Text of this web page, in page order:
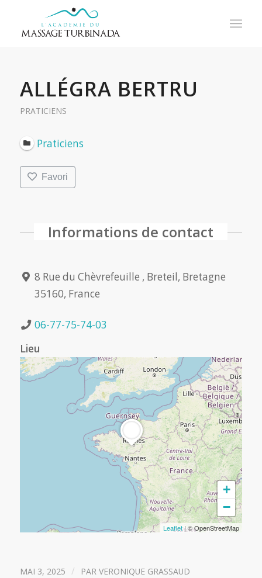
ALLÉGRA BERTRU
PRATICIENS
Praticiens
Favori
Informations de contact
8 Rue du Chèvrefeuille , Breteil, Bretagne
35160, France
06-77-75-74-03
Lieu
+
−
Leaflet| © OpenStreetMap
MAI 3, 2025 / PAR VERONIQUE GRASSAUD